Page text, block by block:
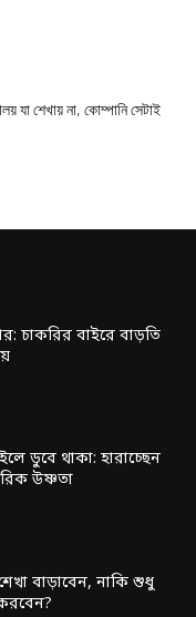
যা শেখায় না, কোম্পানি সেটাই
চাকরির বাইরে বাড়তি
ডুবে থাকা: হারাচ্ছেন
উষ্ণতা
বাড়াবেন, নাকি শুধু